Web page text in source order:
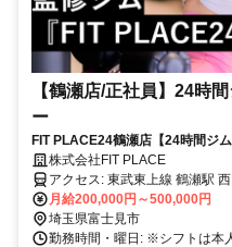
【鶴瀬店/正社員】24時
ー
FIT PLACE24鶴瀬店【24時間ジ
ングスタッフ／完全週休2日制／
利用無料／フリーな働き方！
株式会社FIT PLACE
アクセス: 東武東上線 鶴
月給200,000円～500,000円
埼玉県富士見市
勤務時間・曜日: ※シフトは本